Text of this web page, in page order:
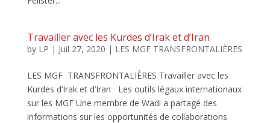
Travailler avec les Kurdes d’Irak et d’Iran
by LP | Juil 27, 2020 | LES MGF TRANSFRONTALIÈRES
LES MGF TRANSFRONTALIÈRES Travailler avec les
Kurdes d’Irak et d’Iran Les outils légaux internationaux
sur les MGF Une membre de Wadi a partagé des
informations sur les opportunités de collaborations